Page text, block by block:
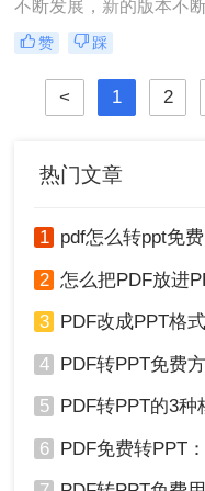
不断发展，新的版本不
计师提供了更丰富的功
验。然而，有时候我们
要将高版本的CAD文件
的情况，以确保与特定
兼容性。那么cad版本过
种常用的方法来将高版
转换为低版本。
赞 踩
< 1 2
热门文章
1 pdf怎么转ppt免费？
2 怎么把PDF放进PPT
3 PDF改成PPT格式
4 PDF转PPT免费方案：
5 PDF转PPT的3种核心路
6 PDF免费转PPT：4种